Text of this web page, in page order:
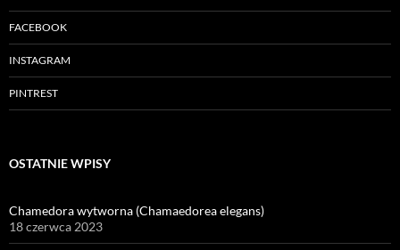
FACEBOOK
INSTAGRAM
PINTREST
OSTATNIE WPISY
Chamedora wytworna (Chamaedorea elegans)
18 czerwca 2023